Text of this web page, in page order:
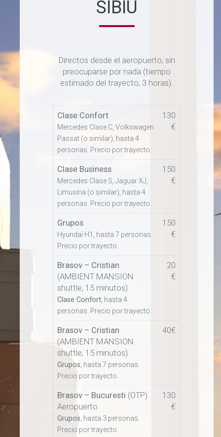
SIBIU
Directos desde el aeropuerto, sin
preocuparse por nada (tiempo
estimado del trayecto; 3 horas).
Clase Confort
Mercedes Clase C, Volkswagen
Passat (o similar), hasta 4
personas. Precio por trayecto.
130
€
Clase Business
Mercedes Clase S, Jaguar XJ,
Limusina (o similar), hasta 4
personas. Precio por trayecto.
150
€
Grupos
Hyundai H1, hasta 7 personas.
Precio por trayecto.
150
€
Brasov – Cristian
(AMBIENT MANSION
shuttle, 15 minutos)
Clase Confort , hasta 4
personas. Precio por trayecto.
20
€
Brasov – Cristian
(AMBIENT MANSION
shuttle, 15 minutos)
Grupos , hasta 7 personas.
Precio por trayecto.
40€
Brasov – Bucuresti (OTP)
Aeropuerto
Grupos , hasta 3 personas.
Precio por trayecto.
130
€